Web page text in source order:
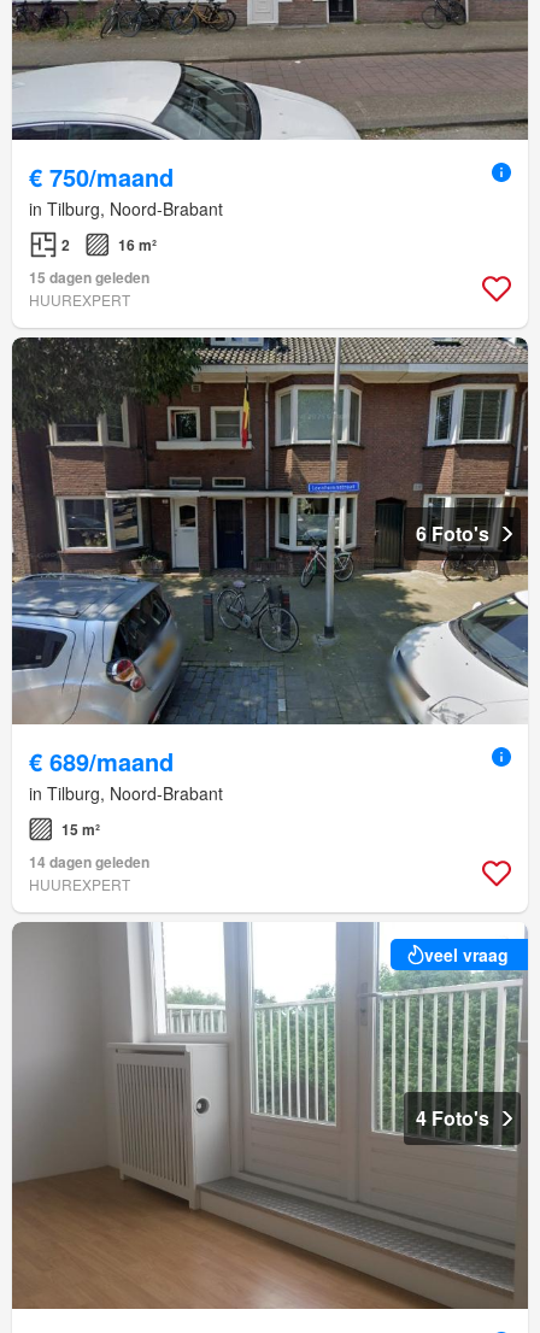
€ 750/maand
in Tilburg, Noord-Brabant
2
16 m²
15 dagen geleden
HUUREXPERT
6 Foto's
€ 689/maand
in Tilburg, Noord-Brabant
15 m²
14 dagen geleden
HUUREXPERT
veel vraag
4 Foto's